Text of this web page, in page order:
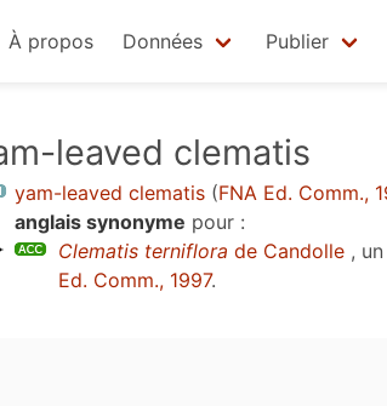
À propos Données Publier
leaved clematis
yam-leaved clematis (FNA Ed. Comm.,
anglais synonyme pour :
Clematis terniflora de Candolle ,
Ed. Comm., 1997.